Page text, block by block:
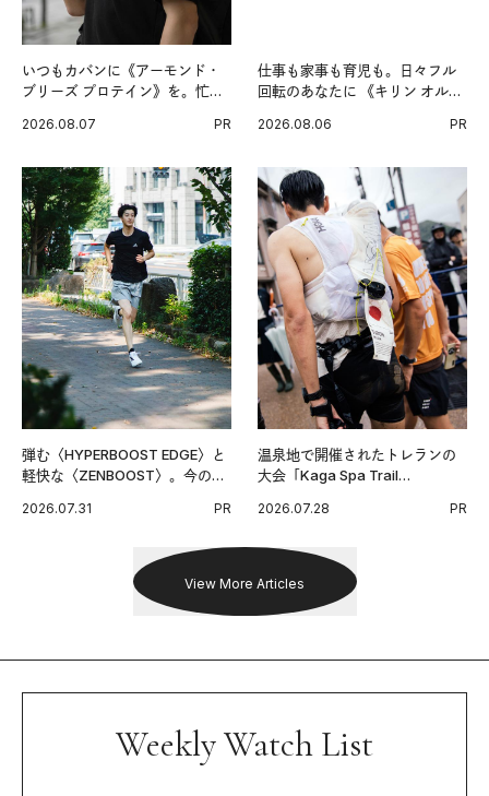
いつもカバンに《アーモンド・
ブリーズ プロテイン》を。忙し
グ習慣。
2026.08.07 PR
仕事も家事も育児も。日々フル
回転のあなたに 《キリン オルニ
2026.08.06 PR
弾む〈HYPERBOOST EDGE〉と
軽快な〈ZENBOOST〉。今の時
出した新機軸。
2026.07.31 PR
温泉地で開催されたトレランの
大会「Kaga Spa Trail
戦を夢見るランナーたちの奮闘
2026.07.28 PR
View More Articles
Weekly Watch List